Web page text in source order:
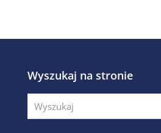
Wyszukaj na stronie